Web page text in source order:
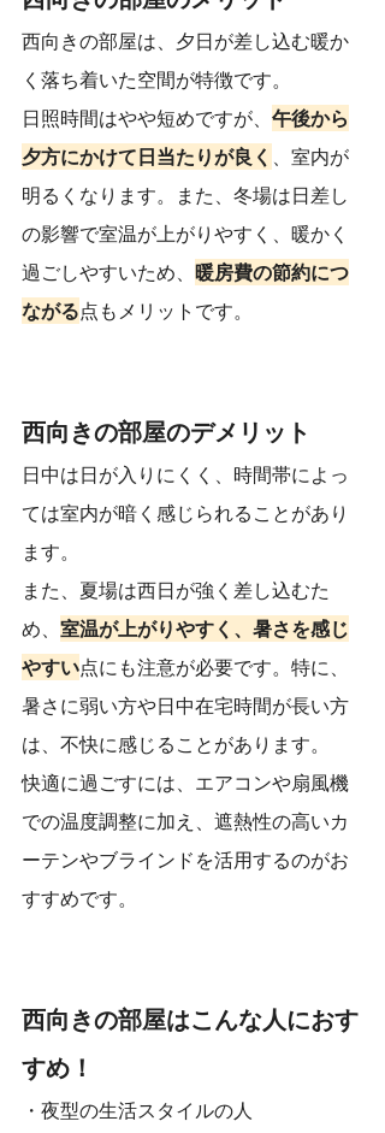
西向きの部屋は、夕日が差し込む暖か
く落ち着いた空間が特徴です。
日照時間はやや短めですが、 午後から
夕方にかけて日当たりが良く 、室内が
明るくなります。また、冬場は日差し
の影響で室温が上がりやすく、暖かく
過ごしやすいため、 暖房費の節約につ
ながる点もメリットです。
西向きの部屋のデメリット
日中は日が入りにくく、時間帯によっ
ては室内が暗く感じられることがあり
ます。
また、夏場は西日が強く差し込むた
め、 室温が上がりやすく、暑さを感じ
やすい点にも注意が必要です。特に、
暑さに弱い方や日中在宅時間が長い方
は、不快に感じることがあります。
快適に過ごすには、エアコンや扇風機
での温度調整に加え、遮熱性の高いカ
ーテンやブラインドを活用するのがお
すすめです。
西向きの部屋はこんな人におす
すめ！
・夜型の生活スタイルの人